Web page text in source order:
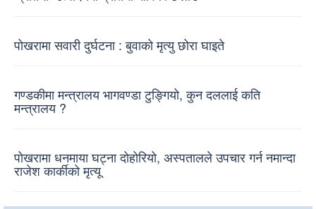
पोखरामा सवारी दुर्घटना : बुवाको मृत्यु छोरा घाइते
गण्डकीमा मन्त्रालय भागवण्डा टुङ्गियो, कुन दललाई कति
मन्त्रालय ?
पोखरामा धनमाया घट्ना दोहोरियो, अस्पतालले उपचार गर्न नमान्दा
राजेश कार्कीको मृत्यू